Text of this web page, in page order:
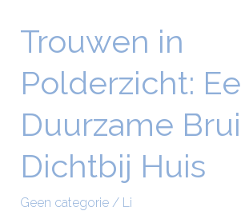
Trouwen in
Polderzicht:
Duurzame
Dichtbij Huis
Geen categorie/ Li
Trouwen
Polderzicht:
Duurzame
Dichtbij
Huis